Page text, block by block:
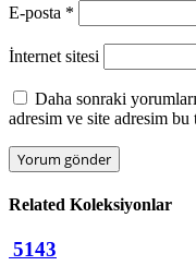
E-posta *
İnternet sitesi
Daha sonraki
adresim ve site adresim bu
Related Koleksiyonlar
5143